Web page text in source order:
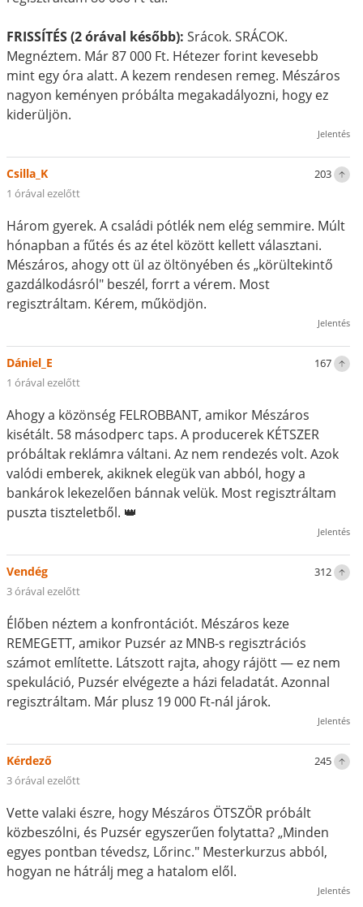
FRISSÍTÉS (2 órával később): Srácok. SRÁCOK.
Megnéztem. Már 87 000 Ft. Hétezer forint kevesebb
mint egy óra alatt. A kezem rendesen remeg. Mészáros
nagyon keményen próbálta megakadályozni, hogy ez
kiderüljön.
Jelentés
203
Csilla_K
1 órával ezelőtt
Három gyerek. A családi pótlék nem elég semmire. Múlt
hónapban a fűtés és az étel között kellett választani.
Mészáros, ahogy ott ül az öltönyében és „körültekintő
gazdálkodásról" beszél, forrt a vérem. Most
regisztráltam. Kérem, működjön.
Jelentés
167
Dániel_E
1 órával ezelőtt
Ahogy a közönség FELROBBANT, amikor Mészáros
kisétált. 58 másodperc taps. A producerek KÉTSZER
próbáltak reklámra váltani. Az nem rendezés volt. Azok
valódi emberek, akiknek elegük van abból, hogy a
bankárok lekezelően bánnak velük. Most regisztráltam
puszta tiszteletből. 👑
Jelentés
312
Vendég
3 órával ezelőtt
Élőben néztem a konfrontációt. Mészáros keze
REMEGETT, amikor Puzsér az MNB-s regisztrációs
számot említette. Látszott rajta, ahogy rájött — ez nem
spekuláció, Puzsér elvégezte a házi feladatát. Azonnal
regisztráltam. Már plusz 19 000 Ft-nál járok.
Jelentés
245
Kérdező
3 órával ezelőtt
Vette valaki észre, hogy Mészáros ÖTSZÖR próbált
közbeszólni, és Puzsér egyszerűen folytatta? „Minden
egyes pontban tévedsz, Lőrinc." Mesterkurzus abból,
hogyan ne hátrálj meg a hatalom elől.
Jelentés